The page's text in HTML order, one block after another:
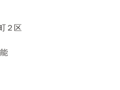
２区